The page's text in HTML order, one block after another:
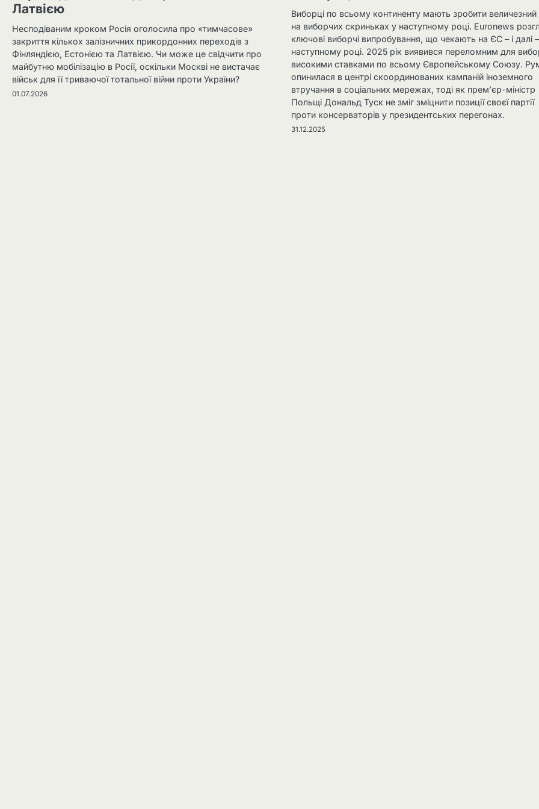
Латвією
Несподіваним кроком Росія оголосила про «тимчасове»
закриття кількох залізничних прикордонних переходів з
Фінляндією, Естонією та Латвією. Чи може це свідчити про
майбутню мобілізацію в Росії, оскільки Москві не вистачає
військ для її триваючої тотальної війни проти України?
01.07.2026
Виборці по всьому континенту мають зробити величезний
на виборчих скриньках у наступному році. Euronews
ключові виборчі випробування, що чекають на ЄС – і далі
наступному році. 2025 рік виявився переломним для
високими ставками по всьому Європейському Союзу.
опинилася в центрі скоординованих кампаній іноземного
втручання в соціальних мережах, тоді як прем’єр-міністр
Польщі Дональд Туск не зміг зміцнити позиції своєї партії
проти консерваторів у президентських перегонах.
31.12.2025